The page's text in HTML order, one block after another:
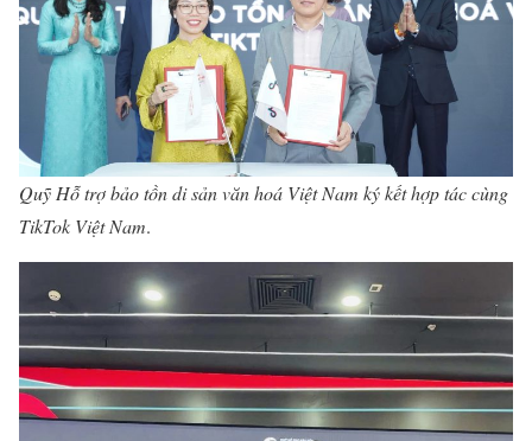
Quỹ Hỗ trợ bảo tồn di sản văn hoá Việt Nam ký kết hợp tác cùng
TikTok Việt Nam.